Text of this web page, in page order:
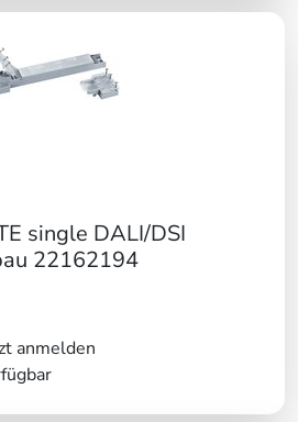
single DALI/DSI
22162194
anmelden